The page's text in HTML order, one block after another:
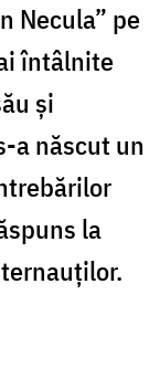
Necula” pe
întâlnite
și
a născut un
la